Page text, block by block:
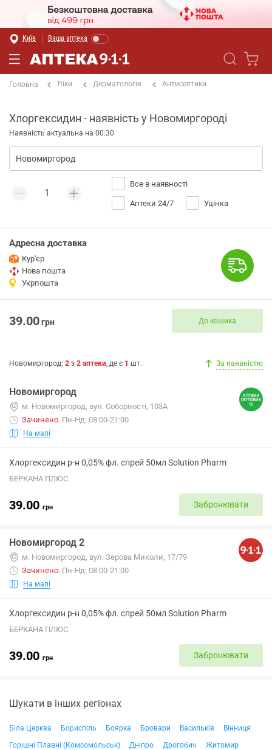
Київ Ваша аптека
Головна Ліки Дерматологія Антисептики
Хлоргексидин - наявність у Новомиргороді
Наявність актуальна на 00:30
Все в наявності
Аптеки 24/7 Уцінка
Адресна доставка
Кур'єр
Нова пошта
Укрпошта
39.00грн До кошика
Новомиргород: 2 з 2 аптеки, де є 1 шт. За наявністю
Новомиргород
м. Новомиргород, вул. Соборності, 103А
Зачинено. Пн-Нд: 08:00-21:00
На мапі
Хлоргексидин р-н 0,05% фл. спрей 50мл Solution Pharm
БЕРКАНА ПЛЮС
39.00 грн Забронювати
Новомиргород 2
м. Новомиргород, вул. Зерова Миколи, 17/79
Зачинено. Пн-Нд: 08:00-21:00
На мапі
Хлоргексидин р-н 0,05% фл. спрей 50мл Solution Pharm
БЕРКАНА ПЛЮС
39.00 грн Забронювати
Шукати в інших регіонах
Біла Церква Бориспіль Боярка Бровари Васильків
Вінниця
Горішні Плавні (Комсомольськ)
Дніпро Дрогобич
Житомир